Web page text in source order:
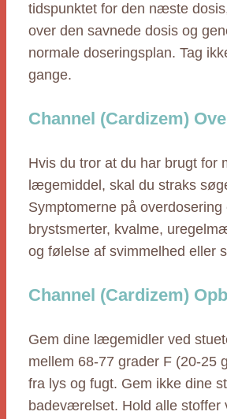
tidspunktet for den næste
over den savnede dosis og
normale doseringsplan. Tag
gange.
Channel (Cardizem)
Hvis du tror at du har brugt for
lægemiddel, skal du straks
Symptomerne på
brystsmerter, kvalme,
og følelse af svimmelhed eller
Channel (Cardizem)
Gem dine lægemidler ved
mellem 68-77 grader F (20-25
fra lys og fugt. Gem ikke dine
badeværelset. Hold alle